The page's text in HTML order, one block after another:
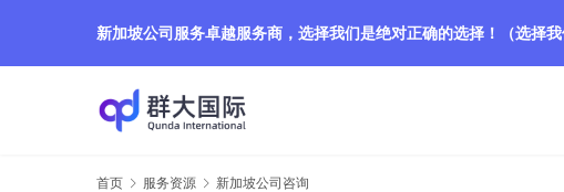
首页 服务资源 新加坡公司咨询
新加坡公司服务卓越服务商，选择我们是绝对正确的选择！（选择我